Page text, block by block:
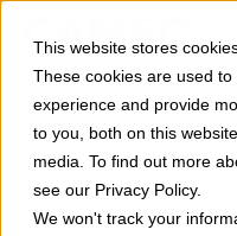
This website stores
These cookies are used
experience and provide
to you, both on this
media. To find out more
see our Privacy Policy.
We won't track your